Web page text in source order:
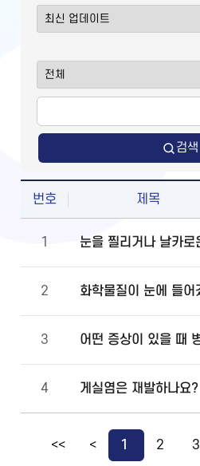
검색
번호 제목
1
2
3
4 게실염은 재발하나요?
<< < 1 2 3